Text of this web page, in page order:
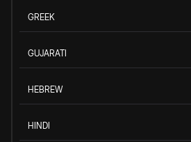
GREEK
GUJARATI
HEBREW
HINDI